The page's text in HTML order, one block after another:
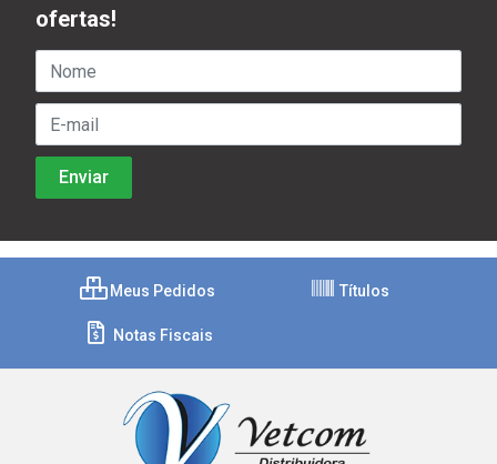
ofertas!
Meus Pedidos Títulos
Notas Fiscais